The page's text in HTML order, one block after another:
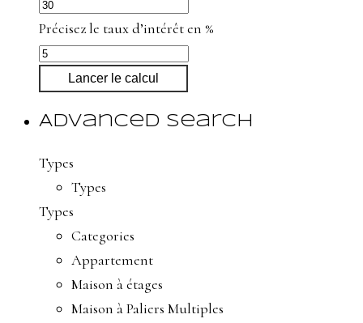
Précisez le taux d’intérêt en %
Lancer le calcul
Advanced Search
Types
Types
Types
Categories
Appartement
Maison à étages
Maison à Paliers Multiples